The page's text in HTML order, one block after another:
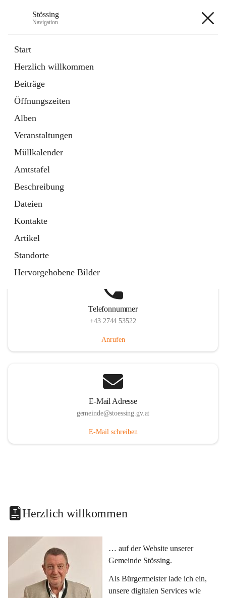
Stössing
Navigation
Start
Herzlich willkommen
Beiträge
Öffnungszeiten
Alben
Veranstaltungen
Müllkalender
Amtstafel
Beschreibung
Dateien
Kontakte
Artikel
Standorte
Hervorgehobene Bilder
Datei
in
Tab
Kindergarten
öffnet
in
neuem
Tab
Telefonnummer
+43 2744 53522
Anrufen
E-Mail Adresse
gemeinde@stoessing.gv.at
E-Mail schreiben
Herzlich willkommen
… auf der Website unserer
Gemeinde Stössing.
Als Bürgermeister lade ich ein,
unsere digitalen Services wie